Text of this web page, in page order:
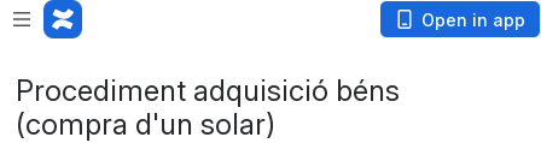
Open in app
Procediment adquisició béns
(compra d'un solar)